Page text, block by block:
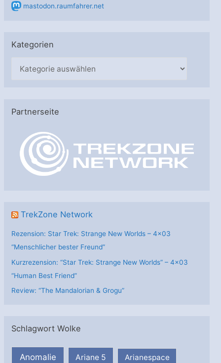
mastodon.raumfahrer.net
Kategorien
g
Partnerseite
TrekZone Network
Rezension: Star Trek: Strange New Worlds – 4×03
“Menschlicher bester Freund”
Kurzrezension: “Star Trek: Strange New Worlds” – 4×03
“Human Best Friend”
Review: “The Mandalorian & Grogu”
Schlagwort Wolke
Anomalie Ariane 5 Arianespace